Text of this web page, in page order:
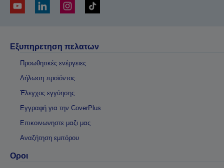
Εξυπηρετηση πελατων
Προωθητικές ενέργειες
Δήλωση προϊόντος
Έλεγχος εγγύησης
Εγγραφή για την CoverPlus
Επικοινωνηστε μαζι μας
Αναζήτηση εμπόρου
Οροι